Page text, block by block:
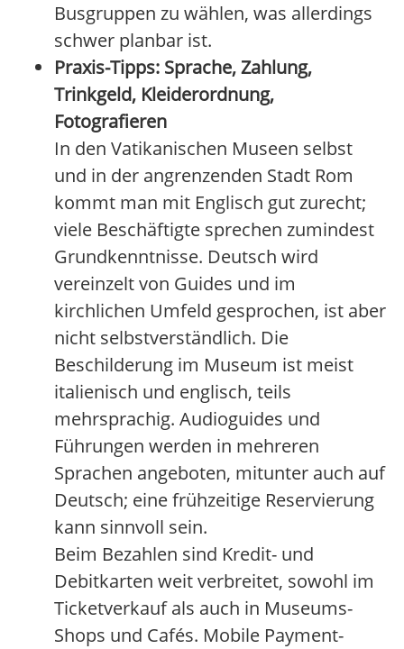
Busgruppen zu wählen, was allerdings
schwer planbar ist.
Praxis-Tipps: Sprache, Zahlung,
Trinkgeld, Kleiderordnung,
Fotografieren
In den Vatikanischen Museen selbst
und in der angrenzenden Stadt Rom
kommt man mit Englisch gut zurecht;
viele Beschäftigte sprechen zumindest
Grundkenntnisse. Deutsch wird
vereinzelt von Guides und im
kirchlichen Umfeld gesprochen, ist aber
nicht selbstverständlich. Die
Beschilderung im Museum ist meist
italienisch und englisch, teils
mehrsprachig. Audioguides und
Führungen werden in mehreren
Sprachen angeboten, mitunter auch auf
Deutsch; eine frühzeitige Reservierung
kann sinnvoll sein.
Beim Bezahlen sind Kredit- und
Debitkarten weit verbreitet, sowohl im
Ticketverkauf als auch in Museums-
Shops und Cafés. Mobile Payment-